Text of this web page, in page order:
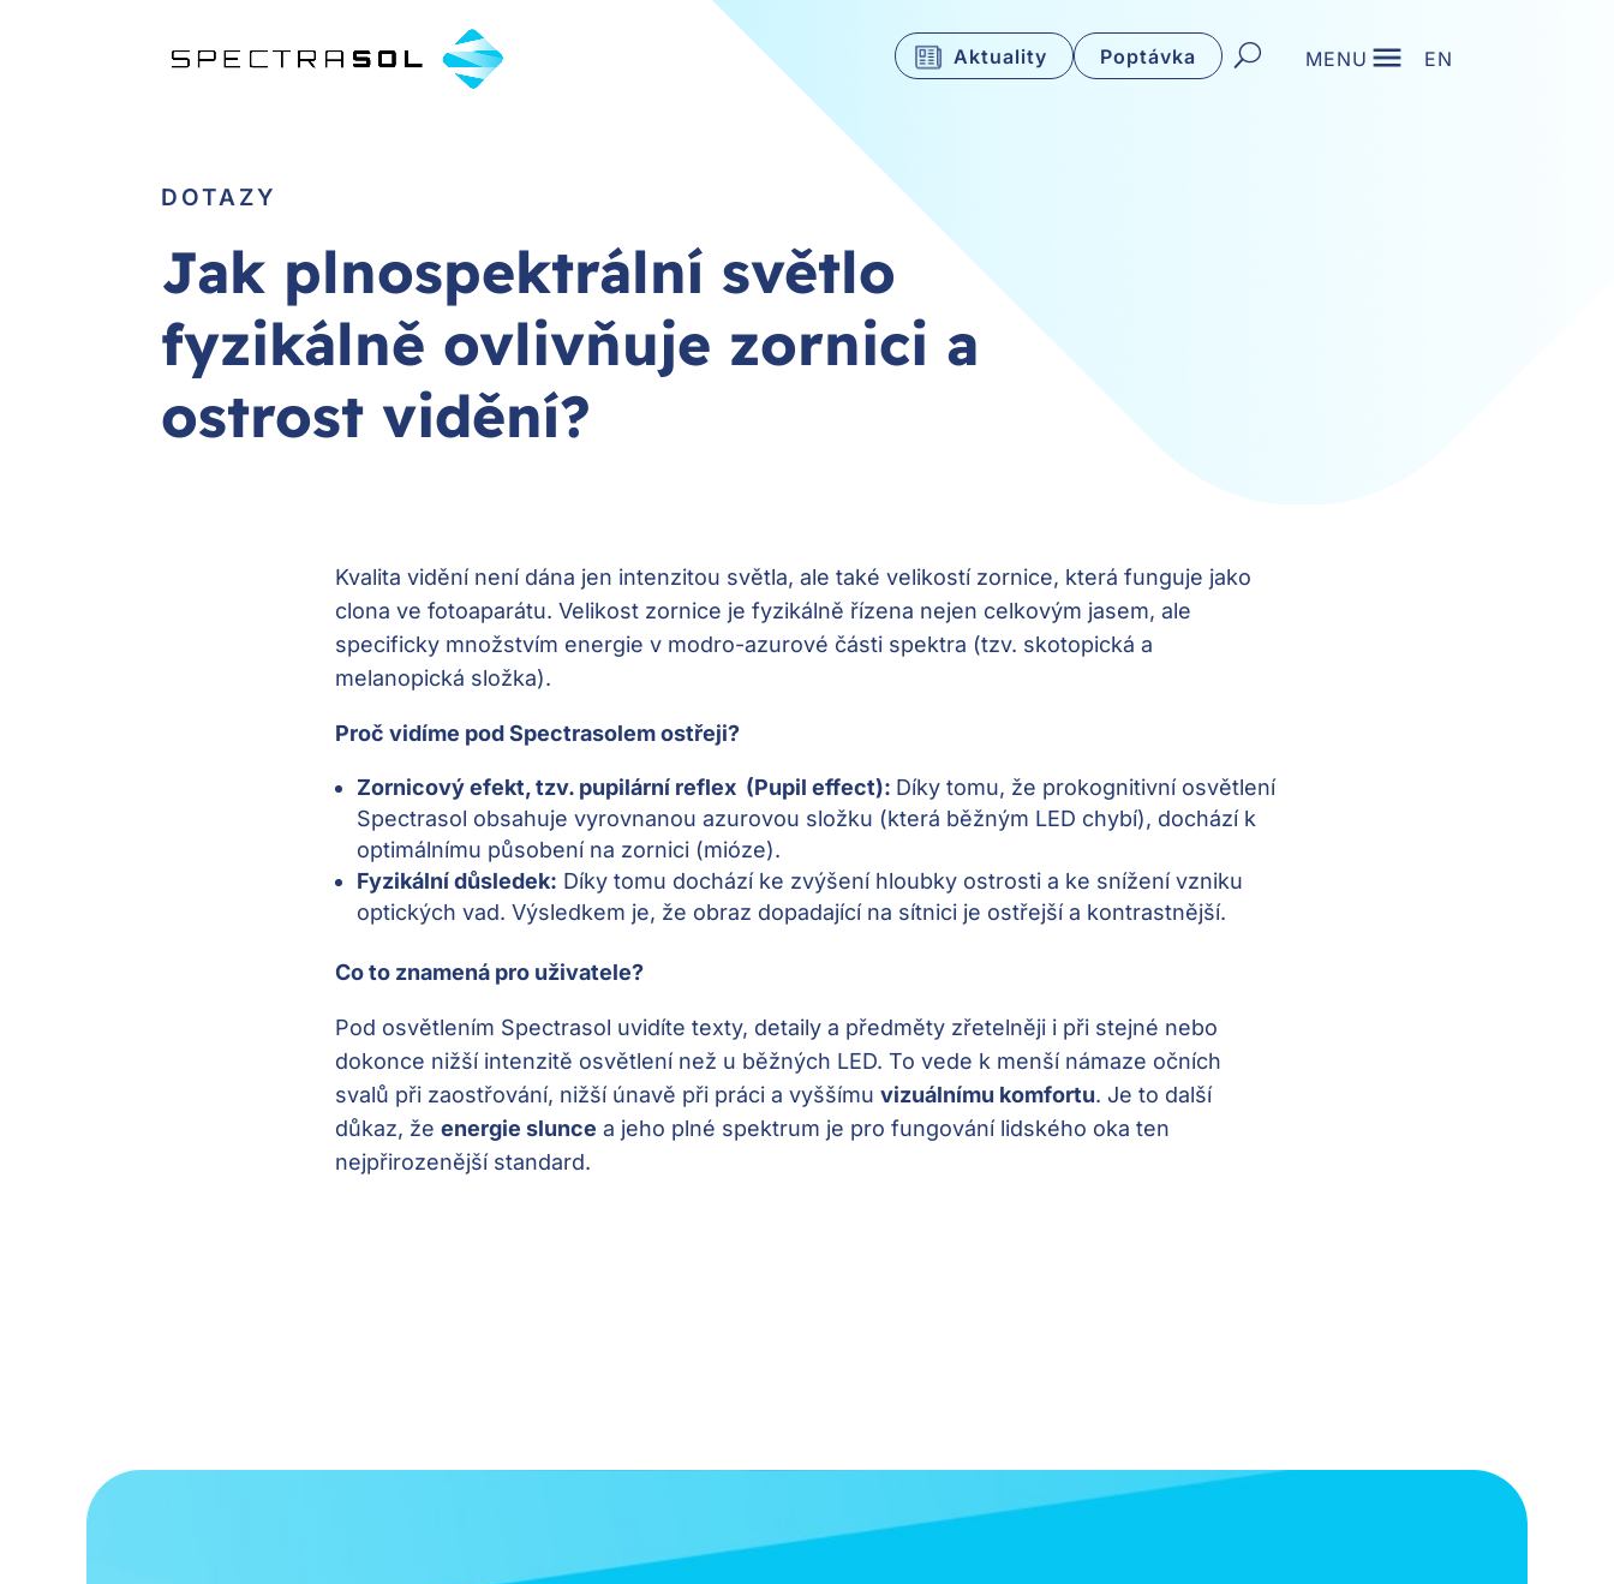
MENU EN
Aktuality Poptávka
DOTAZY
Jak plnospektrální světlo
fyzikálně ovlivňuje zornici a
ostrost vidění?
Kvalita vidění není dána jen intenzitou světla, ale také velikostí zornice, která funguje jako
clona ve fotoaparátu. Velikost zornice je fyzikálně řízena nejen celkovým jasem, ale
specificky množstvím energie v modro-azurové části spektra (tzv. skotopická a
melanopická složka).
Proč vidíme pod Spectrasolem ostřeji?
Zornicový efekt, tzv. pupilární reflex (Pupil effect): Díky tomu, že prokognitivní osvětlení
Spectrasol obsahuje vyrovnanou azurovou složku (která běžným LED chybí), dochází k
optimálnímu působení na zornici (mióze).
Fyzikální důsledek: Díky tomu dochází ke zvýšení hloubky ostrosti a ke snížení vzniku
optických vad. Výsledkem je, že obraz dopadající na sítnici je ostřejší a kontrastnější.
Co to znamená pro uživatele?
Pod osvětlením Spectrasol uvidíte texty, detaily a předměty zřetelněji i při stejné nebo
dokonce nižší intenzitě osvětlení než u běžných LED. To vede k menší námaze očních
svalů při zaostřování, nižší únavě při práci a vyššímu vizuálnímu komfortu. Je to další
důkaz, že energie slunce a jeho plné spektrum je pro fungování lidského oka ten
nejpřirozenější standard.